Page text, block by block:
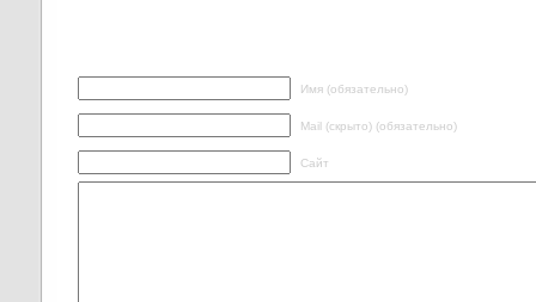
Имя (обязательно)
Mail (скрыто) (обязательно)
Сайт